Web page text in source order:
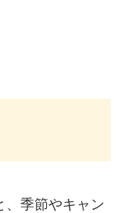
、季節やキャン